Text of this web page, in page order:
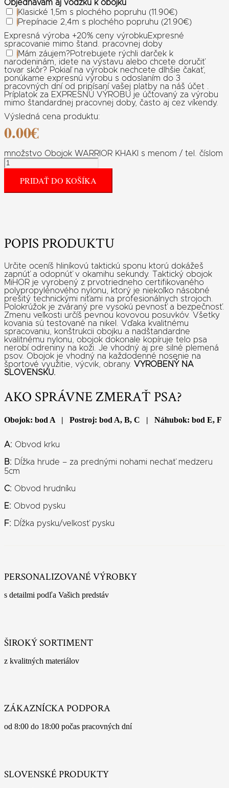
Objednávam aj vôdzku k obojku
Klasické 1,5m s plochého popruhu (11.90€)
Prepínacie 2,4m s plochého popruhu (21.90€)
Expresná výroba +20% ceny výrobkuExpresné
spracovanie mimo štand. pracovnej doby
Mám záujem?Potrebujete rýchli darček k
narodeninám, idete na výstavu alebo chcete doručiť
tovar skôr? Pokiaľ na výrobok nechcete dlhšie čakať,
ponúkame expresnú výrobu s odoslaním do 3
pracovných dní od pripísaní vašej platby na náš účet .
Príplatok za EXPRESNÚ VÝROBU je účtovaný za výrobu
mimo štandardnej pracovnej doby, často aj cez víkendy.
Výsledná cena produktu:
0.00€
množstvo Obojok WARRIOR KHAKI s menom / tel. číslom
PRIDAŤ DO KOŠÍKA
POPIS PRODUKTU
Určite oceníš hliníkovú taktickú sponu ktorú dokážeš
zapnúť a odopnúť v okamihu sekundy. Taktický obojok
MiHOR je vyrobený z prvotriedneho certifikovaného
polypropylénového nylonu, ktorý je niekoľko násobné
prešitý technickými niťami na profesionálnych strojoch.
Polokrúžok je zváraný pre vysokú pevnosť a bezpečnosť.
Zmenu veľkosti určíš pevnou kovovou posuvkóv. Všetky
kovania sú testované na nikel. Vďaka kvalitnému
spracovaniu, konštrukcii obojku a nadštandardne
kvalitnému nylonu, obojok dokonale kopíruje telo psa
nerobí odreniny na koži. Je vhodný aj pre silné plemená
psov. Obojok je vhodný na každodenné nosenie na
športové využitie, výcvik, obrany. VYROBENÝ NA
SLOVENSKU.
AKO SPRÁVNE ZMERAŤ PSA?
Obojok: bod A | Postroj: bod A, B, C | Náhubok: bod E, F
A: Obvod krku
B: Dĺžka hrude – za prednými nohami nechať medzeru
5cm
C: Obvod hrudníku
E: Obvod pysku
F: Dĺžka pysku/velkosť pysku
PERSONALIZOVANÉ VÝROBKY
s detailmi podľa Vašich predstáv
ŠIROKÝ SORTIMENT
z kvalitných materiálov
ZÁKAZNÍCKA PODPORA
od 8:00 do 18:00 počas pracovných dní
SLOVENSKÉ PRODUKTY